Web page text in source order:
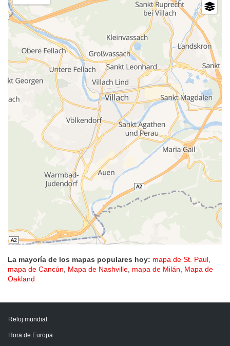
La mayoría de los mapas populares hoy: mapa de St. Paul,
mapa de Cancún, Mapa de Nashville, mapa de Milán, Mapa de
Oakland
Reloj mundial
Hora de Europa